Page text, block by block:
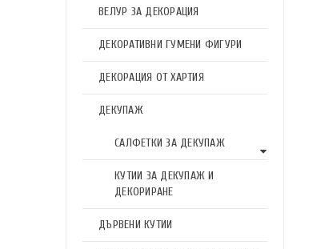
ВЕЛУР ЗА ДЕКОРАЦИЯ
ДЕКОРАТИВНИ ГУМЕНИ ФИГУРИ
ДЕКОРАЦИЯ ОТ ХАРТИЯ
ДЕКУПАЖ
САЛФЕТКИ ЗА ДЕКУПАЖ
КУТИИ ЗА ДЕКУПАЖ И
ДЕКОРИРАНЕ
ДЪРВЕНИ КУТИИ